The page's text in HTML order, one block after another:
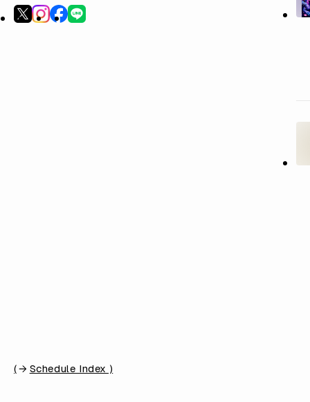
( Schedule Index )